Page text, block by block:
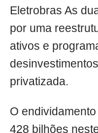
Eletrobras As
por uma
ativos e
privatizada.
O
428 bilhões